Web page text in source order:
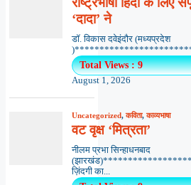
‘दादा’ ने
डॉ. विकास दवेइंदौर (मध्यप्रदेश
Total Views : 9
August 1, 2026
Uncategorized,कविता,काव्यभाषा
वट वृक्ष ‘मित्रता’
नीलम प्रभा सिन्हाधनबाद
ज़िंदगी का...